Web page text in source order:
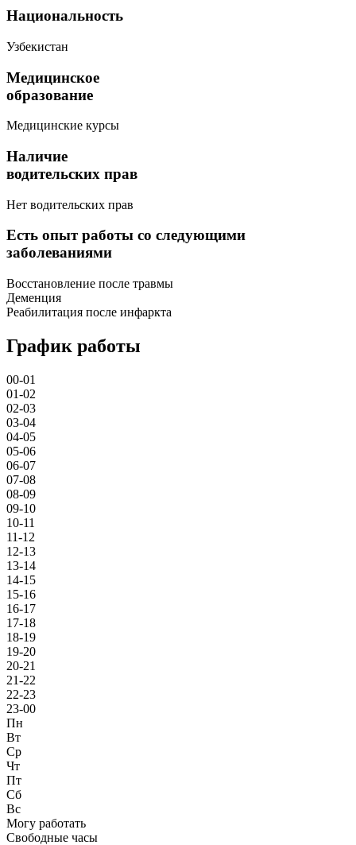
Национальность
Узбекистан
Медицинское
образование
Медицинские курсы
Наличие
водительских прав
Нет водительских прав
Есть опыт работы со следующими
заболеваниями
Восстановление после травмы
Деменция
Реабилитация после инфаркта
График работы
00-01
01-02
02-03
03-04
04-05
05-06
06-07
07-08
08-09
09-10
10-11
11-12
12-13
13-14
14-15
15-16
16-17
17-18
18-19
19-20
20-21
21-22
22-23
23-00
Пн
Вт
Ср
Чт
Пт
Сб
Вс
Могу работать
Свободные часы